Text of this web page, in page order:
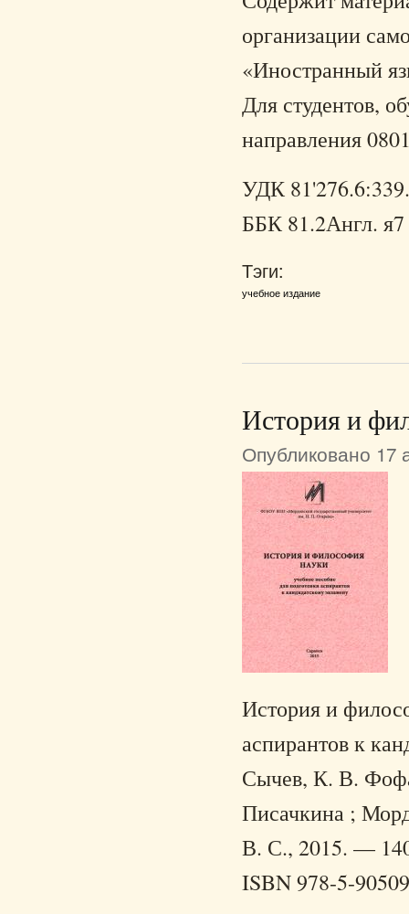
организации
«Иностранный
Для студентов,
направления
УДК
ББК 81.2Англ. я7
Тэги:
учебное издание
История и
Опубликовано 17
История и
аспирантов к
Сычев, К. В.
Писачкина ;
В. С., 2015. —
ISBN 978-5-